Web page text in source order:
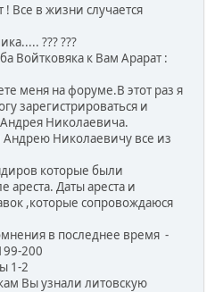
Все в жизни случается
??? ???
Войтковяка к Вам Арарат :
меня на форуме.В этот раз я
зарегистрироваться и
Николаевича.
Николаевичу все из
которые были
ареста. Даты ареста и
,которые сопровождаюся
в последнее время -
200
1-2
Вы узнали литовскую